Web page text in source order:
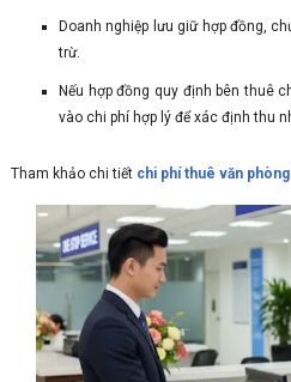
Doanh nghiệp lưu giữ hợp đồng,
trừ.
Nếu hợp đồng quy định bên thuê
vào chi phí hợp lý để xác định thu
Tham khảo chi tiết chi phí thuê văn